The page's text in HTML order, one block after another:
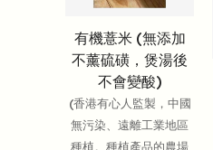
有機薏米 (無添加
不薰硫磺，煲湯後
不會變酸)
(香港有心人監製，中國
無污染、遠離工業地區
種植。種植產品的農場